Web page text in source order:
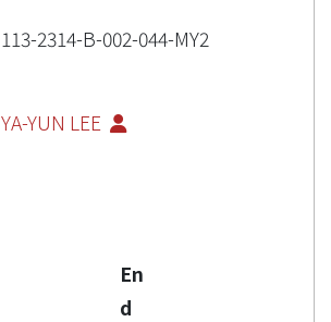
113-2314-B-002-044-MY2
YA-YUN LEE
En
d